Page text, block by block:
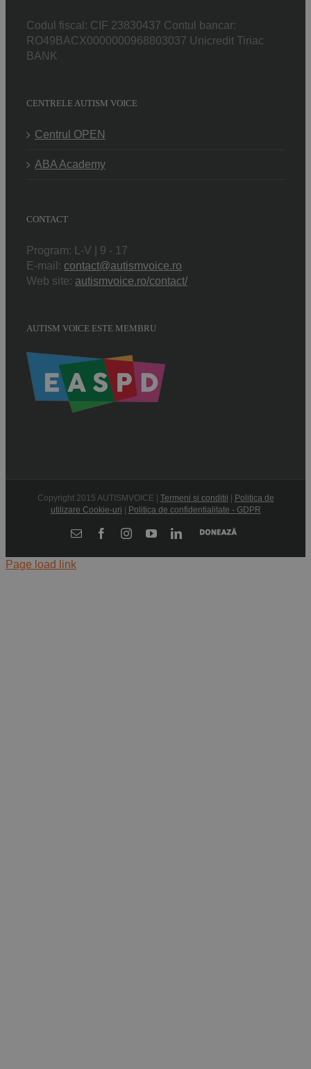
Codul fiscal: CIF 23830437 Contul bancar:
RO49BACX0000000968803037 Unicredit Tiriac
BANK
CENTRELE AUTISM VOICE
Centrul OPEN
ABA Academy
CONTACT
Program: L-V | 9 - 17
E-mail: contact@autismvoice.ro
Web site: autismvoice.ro/contact/
AUTISM VOICE ESTE MEMBRU
Copyright 2015 AUTISMVOICE | Termeni si conditii
Politica de
utilizare Cookie-uri
Politica de confidentialitate - GDPR
E-
FacebookInstagramYouTubeLinkedIn
Donează
Page load link